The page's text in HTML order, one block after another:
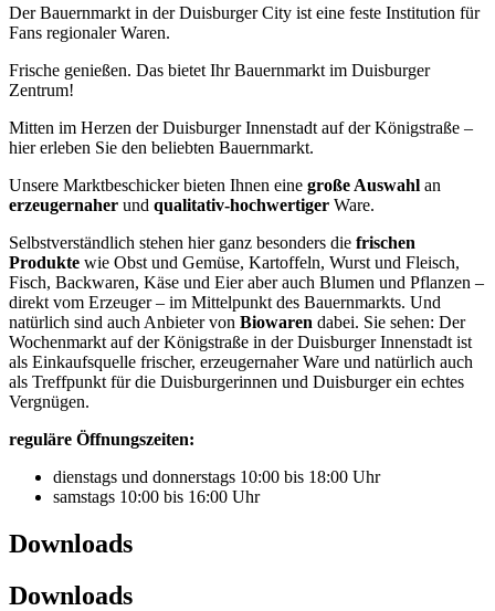
Der Bauernmarkt in der Duisburger City ist eine feste Institution für
Fans regionaler Waren.
Frische genießen. Das bietet Ihr Bauernmarkt im Duisburger
Zentrum!
Mitten im Herzen der Duisburger Innenstadt auf der Königstraße –
hier erleben Sie den beliebten Bauernmarkt.
Unsere Marktbeschicker bieten Ihnen eine große Auswahl an
erzeugernaher und qualitativ-hochwertiger Ware.
Selbstverständlich stehen hier ganz besonders die frischen
Produkte wie Obst und Gemüse, Kartoffeln, Wurst und Fleisch,
Fisch, Backwaren, Käse und Eier aber auch Blumen und Pflanzen –
direkt vom Erzeuger – im Mittelpunkt des Bauernmarkts. Und
natürlich sind auch Anbieter von Biowaren dabei. Sie sehen: Der
Wochenmarkt auf der Königstraße in der Duisburger Innenstadt ist
als Einkaufsquelle frischer, erzeugernaher Ware und natürlich auch
als Treffpunkt für die Duisburgerinnen und Duisburger ein echtes
Vergnügen.
reguläre Öffnungszeiten:
dienstags und donnerstags 10:00 bis 18:00 Uhr
samstags 10:00 bis 16:00 Uhr
Downloads
Downloads